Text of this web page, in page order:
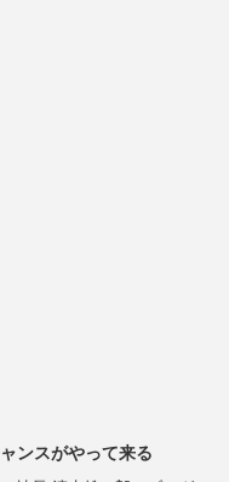
ンスがやって来る